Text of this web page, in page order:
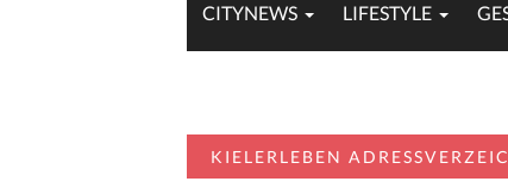
CITYNEWS LIFESTYLE
KIELERLEBEN